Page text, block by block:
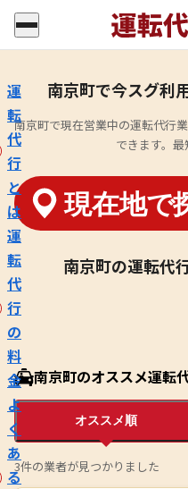
運
転
代
行
と
は
運
転
代
行
の
料
金
よ
く
あ
る
南京町で今スグ利
南京町で現在営業中の運転代行
できます。最
南京町の運転代
南京町のオススメ運転
オススメ順
3件の業者が見つかりました